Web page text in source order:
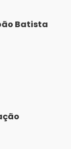
Batista